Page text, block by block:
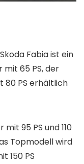
Fabia ist ein
65 PS, der
80 PS erhältlich
95 PS und 110
Topmodell wird
150 PS